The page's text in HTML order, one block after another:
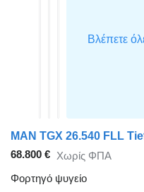
MAN TGX 26.540 FLL
68.800 € Χωρίς ΦΠΑ
Φορτηγό ψυγείο